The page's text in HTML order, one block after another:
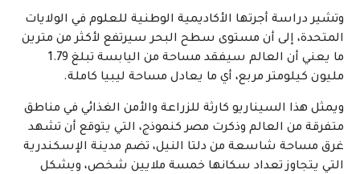
وتشير دراسة أجرتها الأكاديمية الوطنية للعلوم في الولايات
المتحدة، إلى أن مستوى سطح البحر سيرتفع لأكثر من مترين
ما يعني أن العالم سيفقد مساحة من اليابسة تبلغ 1.79
مليون كيلومتر مربع، أي ما يعادل مساحة ليبيا كاملة.
ويمثل هذا السيناريو كارثة للزراعة والأمن الغذائي في مناطق
متفرقة من العالم وذكرت مصر كنموذج، التي يتوقع أن تشهد
غرق مساحة شاسعة من دلتا النيل، تضم مدينة الإسكندرية
التي يتجاوز تعداد سكانها خمسة ملايين شخص، ويشكل